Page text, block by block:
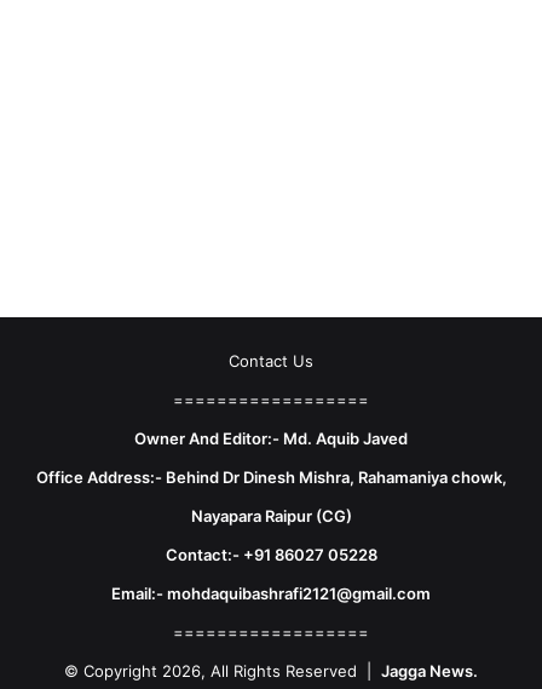
Contact Us
==================
Owner And Editor:- Md. Aquib Javed
Office Address:- Behind Dr Dinesh Mishra, Rahamaniya chowk,
Nayapara Raipur (CG)
Contact:- +91 86027 05228
Email:- mohdaquibashrafi2121@gmail.com
==================
© Copyright 2026, All Rights Reserved | Jagga News.